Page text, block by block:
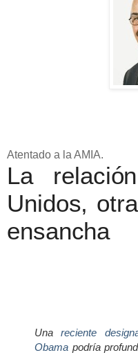
Atentado a la AMIA.
La
Unidos,
ensancha
Unareciente
Obama podría